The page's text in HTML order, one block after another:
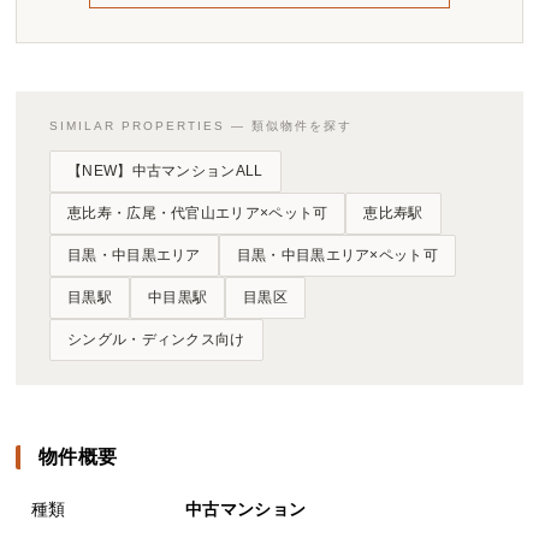
SIMILAR PROPERTIES — 類似物件を探す
【NEW】中古マンションALL
恵比寿・広尾・代官山エリア×ペット可 恵比寿駅
目黒・中目黒エリア 目黒・中目黒エリア×ペット可
目黒駅 中目黒駅 目黒区
シングル・ディンクス向け
物件概要
種類 中古マンション